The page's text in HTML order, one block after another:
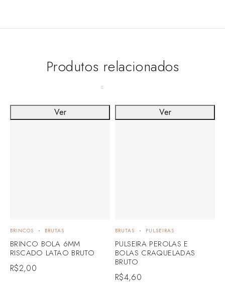
Produtos relacionados
BRINCOS BRUTAS
BRINCO BOLA 6MM
RISCADO LATAO BRUTO
R$2,00
Ver
BRUTAS PULSEIRAS
PULSEIRA PEROLAS E
BOLAS CRAQUELADAS
BRUTO
R$4,60
Ver